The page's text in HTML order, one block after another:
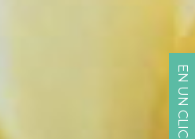
EN UN CLIC